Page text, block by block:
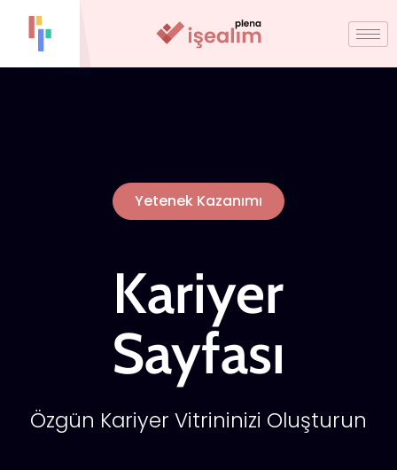
Yetenek Kazanımı
Kariyer
Sayfası
Özgün Kariyer Vitrininizi Oluşturun